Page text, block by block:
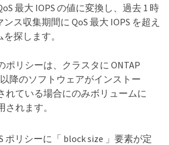
最大 IOPS の値に変換し、過去 1 時
ス収集期間に QoS 最大 IOPS を超え
探します。
ポリシーは、クラスタに ONTAP
以降のソフトウェアがインストー
れている場合にのみボリュームに
されます。
ポリシーに「 block size 」要素が定